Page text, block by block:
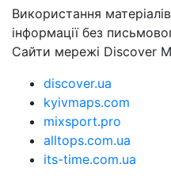
Використання
інформації без
Сайти мережі Discover
discover.ua
kyivmaps.com
mixsport.pro
alltops.com.ua
its-time.com.ua